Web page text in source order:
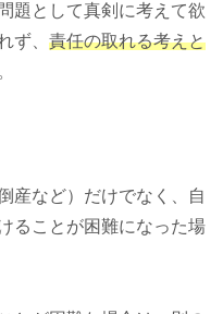
題として真剣に考えて欲
ず、 責任の取れる考えと
産など）だけでなく、自
ることが困難になった場